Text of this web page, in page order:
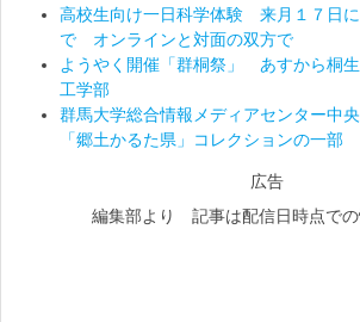
高校生向け一日科学体験 来月１７日
で オンラインと対面の双方で
ようやく開催「群桐祭」 あすから桐
工学部
群馬大学総合情報メディアセンター中
「郷土かるた県」コレクションの一部
広告
編集部より 記事は配信日時点での